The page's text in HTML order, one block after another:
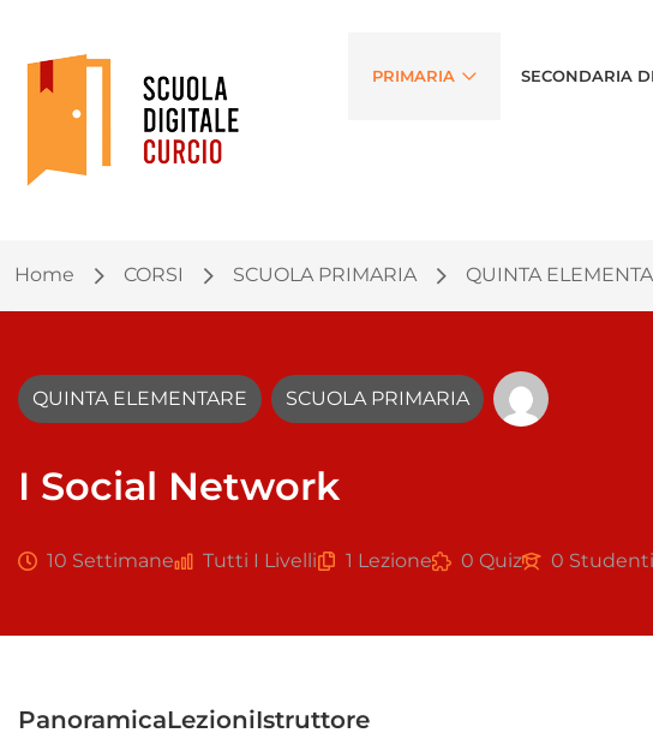
PRIMARIA SECONDARIA
Home CORSI SCUOLA PRIMARIA QUINTA
QUINTA ELEMENTARE SCUOLA PRIMARIA
I Social Network
10 Settimane Tutti I Livelli 1 Lezione 0 Quiz 0 Studenti
PanoramicaLezioniIstruttore